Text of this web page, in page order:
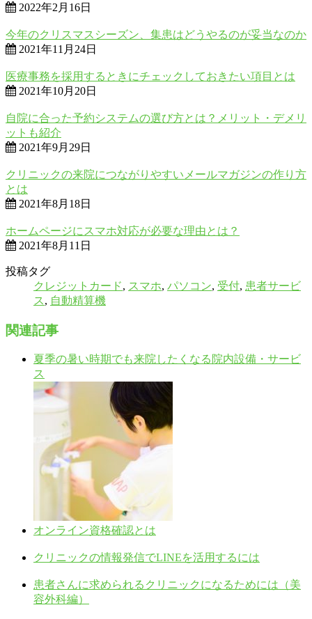
2022年2月16日
今年のクリスマスシーズン、集患はどうやるのが妥当なのか
2021年11月24日
医療事務を採用するときにチェックしておきたい項目とは
2021年10月20日
自院に合った予約システムの選び方とは？メリット・デメリ
ットも紹介
2021年9月29日
クリニックの来院につながりやすいメールマガジンの作り方
とは
2021年8月18日
ホームページにスマホ対応が必要な理由とは？
2021年8月11日
投稿タグ
クレジットカード, スマホ, パソコン, 受付, 患者サービ
ス , 自動精算機
関連記事
夏季の暑い時期でも来院したくなる院内設備・サービ
ス
オンライン資格確認とは
クリニックの情報発信でLINEを活用するには
患者さんに求められるクリニックになるためには（美
容外科編）